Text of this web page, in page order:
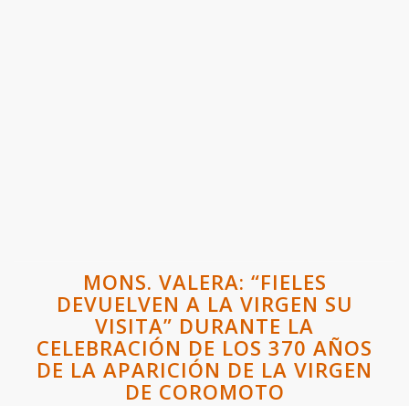
MONS. VALERA: “FIELES
DEVUELVEN A LA VIRGEN SU
VISITA” DURANTE LA
CELEBRACIÓN DE LOS 370 AÑOS
DE LA APARICIÓN DE LA VIRGEN
DE COROMOTO